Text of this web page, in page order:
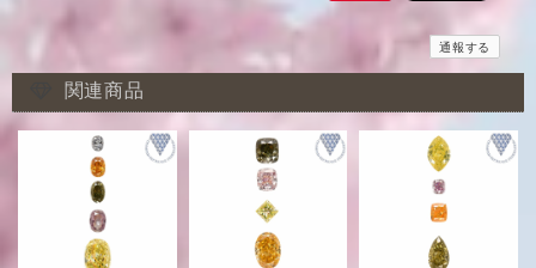
通報する
関連商品